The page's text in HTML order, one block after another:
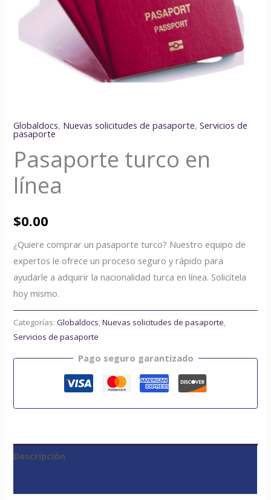
Globaldocs, Nuevas solicitudes de pasaporte,Servicios de
pasaporte
Pasaporte turco en
línea
$0.00
¿Quiere comprar un pasaporte turco? Nuestro equipo de
expertos le ofrece un proceso seguro y rápido para
ayudarle a adquirir la nacionalidad turca en línea. Solicítela
hoy mismo.
Categorías:Globaldocs,Nuevas solicitudes de pasaporte,
Servicios de pasaporte
Pago seguro garantizado
Descripción